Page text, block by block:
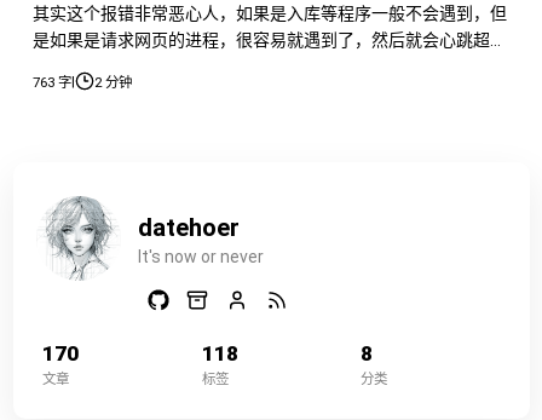
datehoer
It's now or never
170
文章
118
标签
8
分类
其实这个报错非常恶心人，如果是入库等程序一般不会遇到，但
是如果是请求网页的进程，很容易就遇到了，然后就会心跳超
时，之后就会重启消费者，重新执行eachMessage函数，但是
之前的eachMessage函数依然在执行，会导致eachMessage越
763 字| 2 分钟